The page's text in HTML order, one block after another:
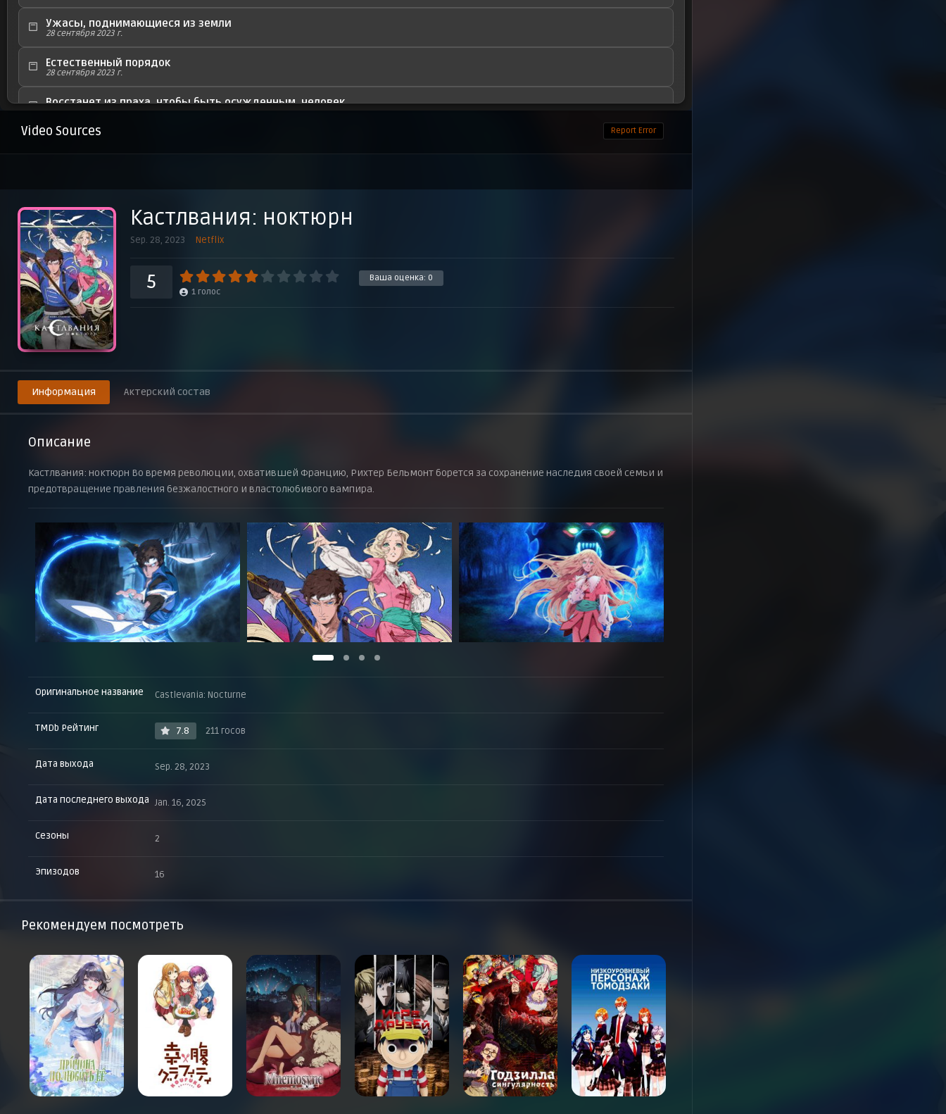
Ужасы, поднимающиеся из земли
28 сентября 2023 г.
Естественный порядок
28 сентября 2023 г.
Восстанет из праха, чтобы быть осужденным, человек
Video Sources Report Error
Кастлвания: ноктюрн
Sep. 28, 2023 Netflix
Ваша оценка: 0
5 1 голос
Информация Актерский состав
Описание
Кастлвания: ноктюрн Во время революции, охватившей Францию, Рихтер Бельмонт борется за сохранение наследия своей семьи и
предотвращение правления безжалостного и властолюбивого вампира.
Оригинальное название Castlevania: Nocturne
TMDb Рейтинг 7.8 211 госов
Дата выхода Sep. 28, 2023
Дата последнего выхода Jan. 16, 2025
Сезоны 2
Эпизодов 16
Рекомендуем посмотреть